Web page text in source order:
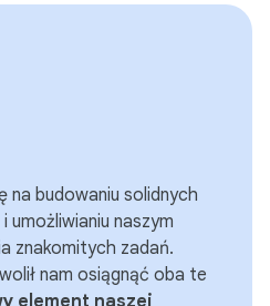
na budowaniu solidnych
naszym
znakomitych zadań.
nam osiągnąć oba te
element naszej